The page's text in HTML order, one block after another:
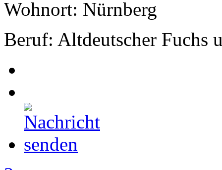
Wohnort: Nürnberg
Beruf: Altdeutscher Fuchs